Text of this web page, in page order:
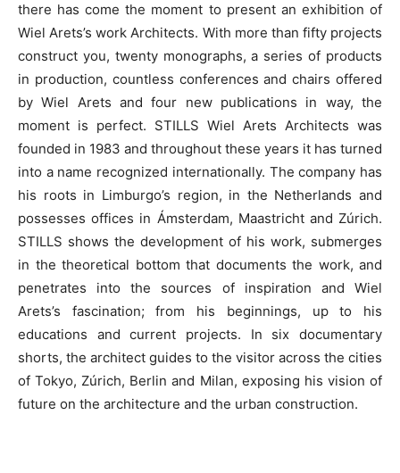
there has come the moment to present an exhibition of
Wiel Arets’s work Architects. With more than fifty projects
construct you, twenty monographs, a series of products
in production, countless conferences and chairs offered
by Wiel Arets and four new publications in way, the
moment is perfect. STILLS Wiel Arets Architects was
founded in 1983 and throughout these years it has turned
into a name recognized internationally. The company has
his roots in Limburgo’s region, in the Netherlands and
possesses offices in Ámsterdam, Maastricht and Zúrich.
STILLS shows the development of his work, submerges
in the theoretical bottom that documents the work, and
penetrates into the sources of inspiration and Wiel
Arets’s fascination; from his beginnings, up to his
educations and current projects. In six documentary
shorts, the architect guides to the visitor across the cities
of Tokyo, Zúrich, Berlin and Milan, exposing his vision of
future on the architecture and the urban construction.